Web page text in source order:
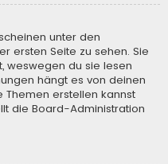
unter den
ersten Seite zu sehen. Sie
weswegen du sie lesen
hängt es von deinen
erstellen kannst
die Board-Administration